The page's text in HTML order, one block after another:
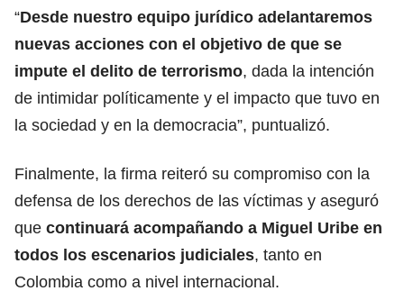
“Desde nuestro equipo jurídico adelantaremos
nuevas acciones con el objetivo de que se
impute el delito de terrorismo, dada la intención
de intimidar políticamente y el impacto que tuvo en
la sociedad y en la democracia”, puntualizó.
Finalmente, la firma reiteró su compromiso con la
defensa de los derechos de las víctimas y aseguró
que continuará acompañando a Miguel Uribe en
todos los escenarios judiciales, tanto en
Colombia como a nivel internacional.